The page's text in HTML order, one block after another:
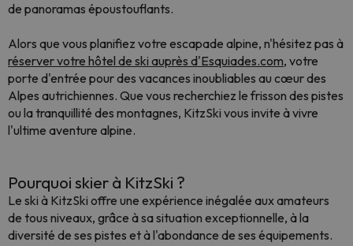
de panoramas époustouflants.
Alors que vous planifiez votre escapade alpine, n'hésitez pas à
réserver votre hôtel de ski auprès d'Esquiades.com, votre
porte d'entrée pour des vacances inoubliables au cœur des
Alpes autrichiennes. Que vous recherchiez le frisson des pistes
ou la tranquillité des montagnes, KitzSki vous invite à vivre
l'ultime aventure alpine.
Pourquoi skier à KitzSki ?
Le ski à KitzSki offre une expérience inégalée aux amateurs
de tous niveaux, grâce à sa situation exceptionnelle, à la
diversité de ses pistes et à l'abondance de ses équipements.